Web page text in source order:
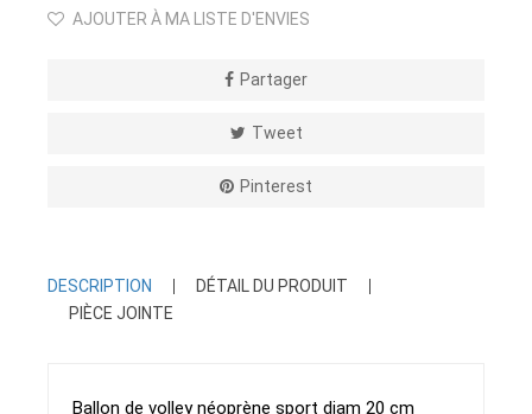
AJOUTER À MA LISTE D'ENVIES
Partager
Tweet
Pinterest
DESCRIPTION
DÉTAIL DU PRODUIT
PIÈCE JOINTE
Ballon de volley néoprène sport diam 20 cm